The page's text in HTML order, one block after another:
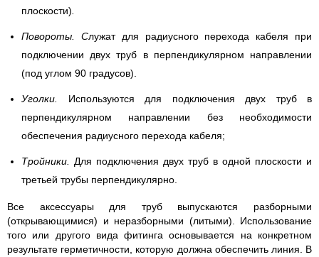
плоскости)
Повороты . Служат для радиусного перехода кабеля при
подключении двух труб в перпендикулярном направлении
(под углом 90 градусов).
Уголки
Используются для подключения двух труб в
перпендикулярном направлении без необходимости
обеспечения радиусного перехода кабеля;
Тройники
Для подключения двух труб в одной плоскости и
третьей трубы перпендикулярно.
Все аксессуары для труб выпускаются разборными
(открывающимися) и неразборными (литыми). Использование
того или другого вида фитинга основывается на конкретном
результате герметичности, которую должна обеспечить линия. В